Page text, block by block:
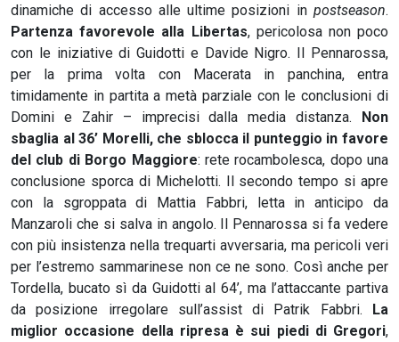
dinamiche di accesso alle ultime posizioni in postseason.
Partenza favorevole alla Libertas, pericolosa non poco
con le iniziative di Guidotti e Davide Nigro. Il Pennarossa,
per la prima volta con Macerata in panchina, entra
timidamente in partita a metà parziale con le conclusioni di
Domini e Zahir – imprecisi dalla media distanza. Non
sbaglia al 36’ Morelli, che sblocca il punteggio in favore
del club di Borgo Maggiore: rete rocambolesca, dopo una
conclusione sporca di Michelotti. Il secondo tempo si apre
con la sgroppata di Mattia Fabbri, letta in anticipo da
Manzaroli che si salva in angolo. Il Pennarossa si fa vedere
con più insistenza nella trequarti avversaria, ma pericoli veri
per l’estremo sammarinese non ce ne sono. Così anche per
Tordella, bucato sì da Guidotti al 64’, ma l’attaccante partiva
da posizione irregolare sull’assist di Patrik Fabbri. La
miglior occasione della ripresa è sui piedi di Gregori,